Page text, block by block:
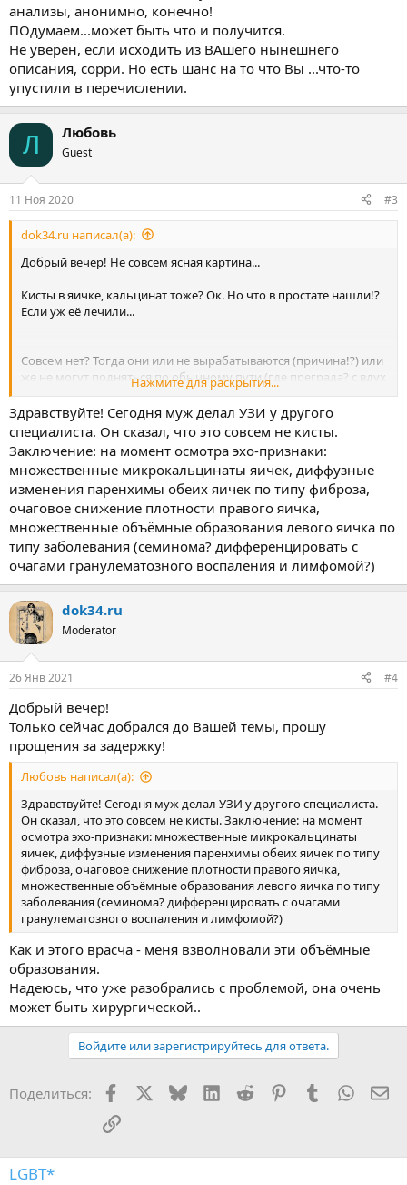
анализы, анонимно, конечно!
ПОдумаем...может быть что и получится.
Не уверен, если исходить из ВАшего нынешнего
описания, сорри. Но есть шанс на то что Вы ...что-то
упустили в перечислении.
Л Любовь
Guest
11 Ноя 2020 #3
dok34.ru написал(а):
Добрый вечер! Не совсем ясная картина...
Кисты в яичке, кальцинат тоже? Ок. Но что в простате нашли!?
Если уж её лечили...
Совсем нет? Тогда они или не вырабатываются (причина!?) или
же не могут подняться по обычному пути (где преграда? с вдух
Или же хоть немного, но есть?
В ткани яичек (с обеих сторон) нет герминативных клеток,
которые производят сперматозоиды?
Это промежность, возможно, что простата воспалена была и
даже есть сейчас воспаление. Но это не имеет прямого
отношения к _отсутствию_ сперматозоидов!
То есть - диагноз был именно по простате, так?
А что делалали с мошонкой, яичками?
Про эпидидимит ,к примеру, что говорили?
Это логично - простата не вырабатывает сперматозоиды.
Разобраться в причинах проблемы.
Лечение простаты - возможно было попыткой поймать
маленький. но возможный шанс на то, что эта картина-
следствие простатита. Иногда так бывает...но не всегда, сорри.
ПРоблема _настолько_ серьёзная, что спешки сейчас нет,
совсем, подчеркну. Спокойно разобраться и использовать
возможные шансы - это имеет смысл.
Для начала - давайте, пожалуйста, все имеющиеся анализы,
анонимно, конечно!
ПОдумаем...может быть что и получится.
Не уверен, если исходить из ВАшего нынешнего описания,
сорри. Но есть шанс на то что Вы ...что-то упустили в
перечислении.
Нажмите для раскрытия...
Здравствуйте! Сегодня муж делал УЗИ у другого
специалиста. Он сказал, что это совсем не кисты.
Заключение: на момент осмотра эхо-признаки:
множественные микрокальцинаты яичек, диффузные
изменения паренхимы обеих яичек по типу фиброза,
очаговое снижение плотности правого яичка,
множественные объёмные образования левого яичка по
типу заболевания (семинома? дифференцировать с
очагами гранулематозного воспаления и лимфомой?)
dok34.ru
Moderator
26 Янв 2021 #4
Добрый вечер!
Только сейчас добрался до Вашей темы, прошу
прощения за задержку!
Любовь написал(а):
Здравствуйте! Сегодня муж делал УЗИ у другого специалиста.
Он сказал, что это совсем не кисты. Заключение: на момент
осмотра эхо-признаки: множественные микрокальцинаты
яичек, диффузные изменения паренхимы обеих яичек по типу
фиброза, очаговое снижение плотности правого яичка,
множественные объёмные образования левого яичка по типу
заболевания (семинома? дифференцировать с очагами
гранулематозного воспаления и лимфомой?)
Как и этого врасча - меня взволновали эти объёмные
образования.
Надеюсь, что уже разобрались с проблемой, она очень
может быть хирургической..
Войдите или зарегистрируйтесь для ответа.
Поделиться: Facebook BlueskyLinkedIn
Reddit PinterestTumblr
Ссылка
LGBT*